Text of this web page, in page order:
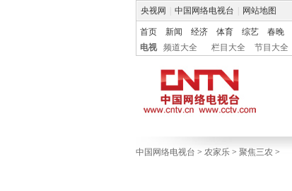
央视网 中国网络电视台 网站地图
首页 新闻 经济 体育 综艺 春晚
电视
频道大全 栏目大全 节目大全
中国网络电视台 > 农家乐 > 聚焦三农 >